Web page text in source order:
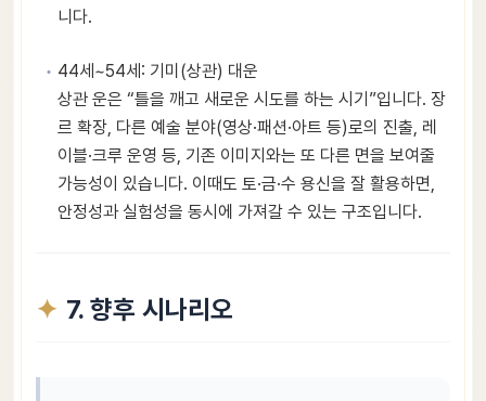
니다.
44세~54세: 기미(상관) 대운
상관 운은 “틀을 깨고 새로운 시도를 하는 시기”입니다. 장
르 확장, 다른 예술 분야(영상·패션·아트 등)로의 진출, 레
이블·크루 운영 등, 기존 이미지와는 또 다른 면을 보여줄
가능성이 있습니다. 이때도 토·금·수 용신을 잘 활용하면,
안정성과 실험성을 동시에 가져갈 수 있는 구조입니다.
7. 향후 시나리오